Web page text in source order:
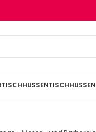
TISCHHUSSEN